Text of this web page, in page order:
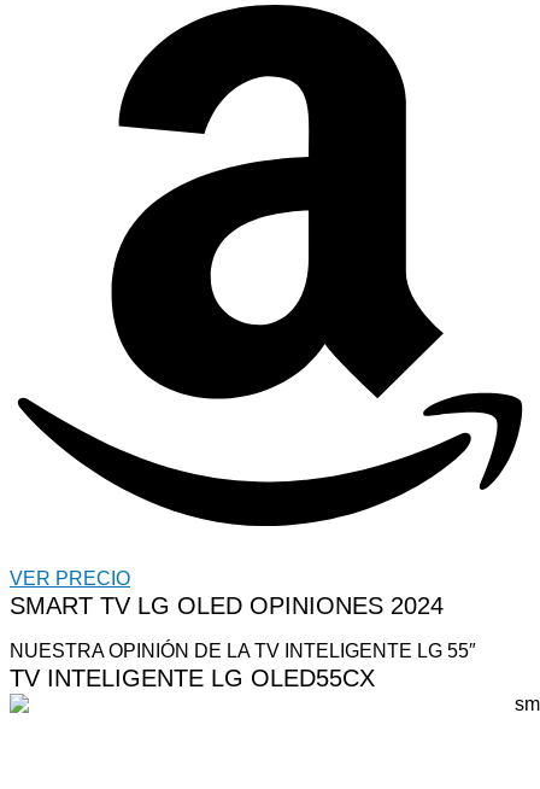
VER PRECIO
SMART TV LG OLED OPINIONES 2024
NUESTRA OPINIÓN DE LA TV INTELIGENTE LG 55″
TV INTELIGENTE LG OLED55CX